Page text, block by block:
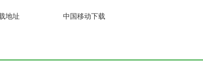
地址 中国移动下载